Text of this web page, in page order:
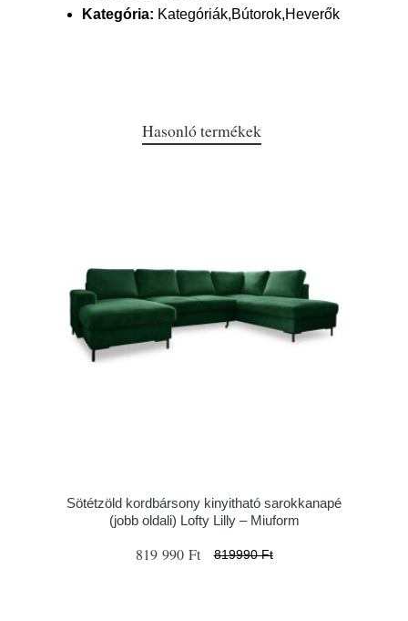
Kategória: Kategóriák,Bútorok,Heverők
Hasonló termékek
Sötétzöld kordbársony kinyitható sarokkanapé
(jobb oldali) Lofty Lilly – Miuform
819 990 Ft 819990 Ft